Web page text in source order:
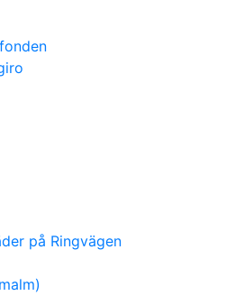
på Ringvägen